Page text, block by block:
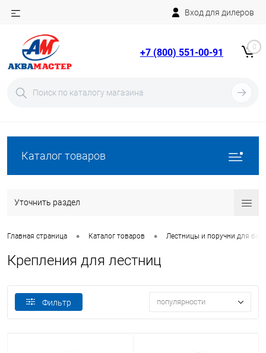
Вход для дилеров
+7 (800) 551-00-91 0
Каталог товаров
Уточнить раздел
Главная страница • Каталог товаров • Лестницы и поручни для
Крепления для лестниц
Фильтр популярности